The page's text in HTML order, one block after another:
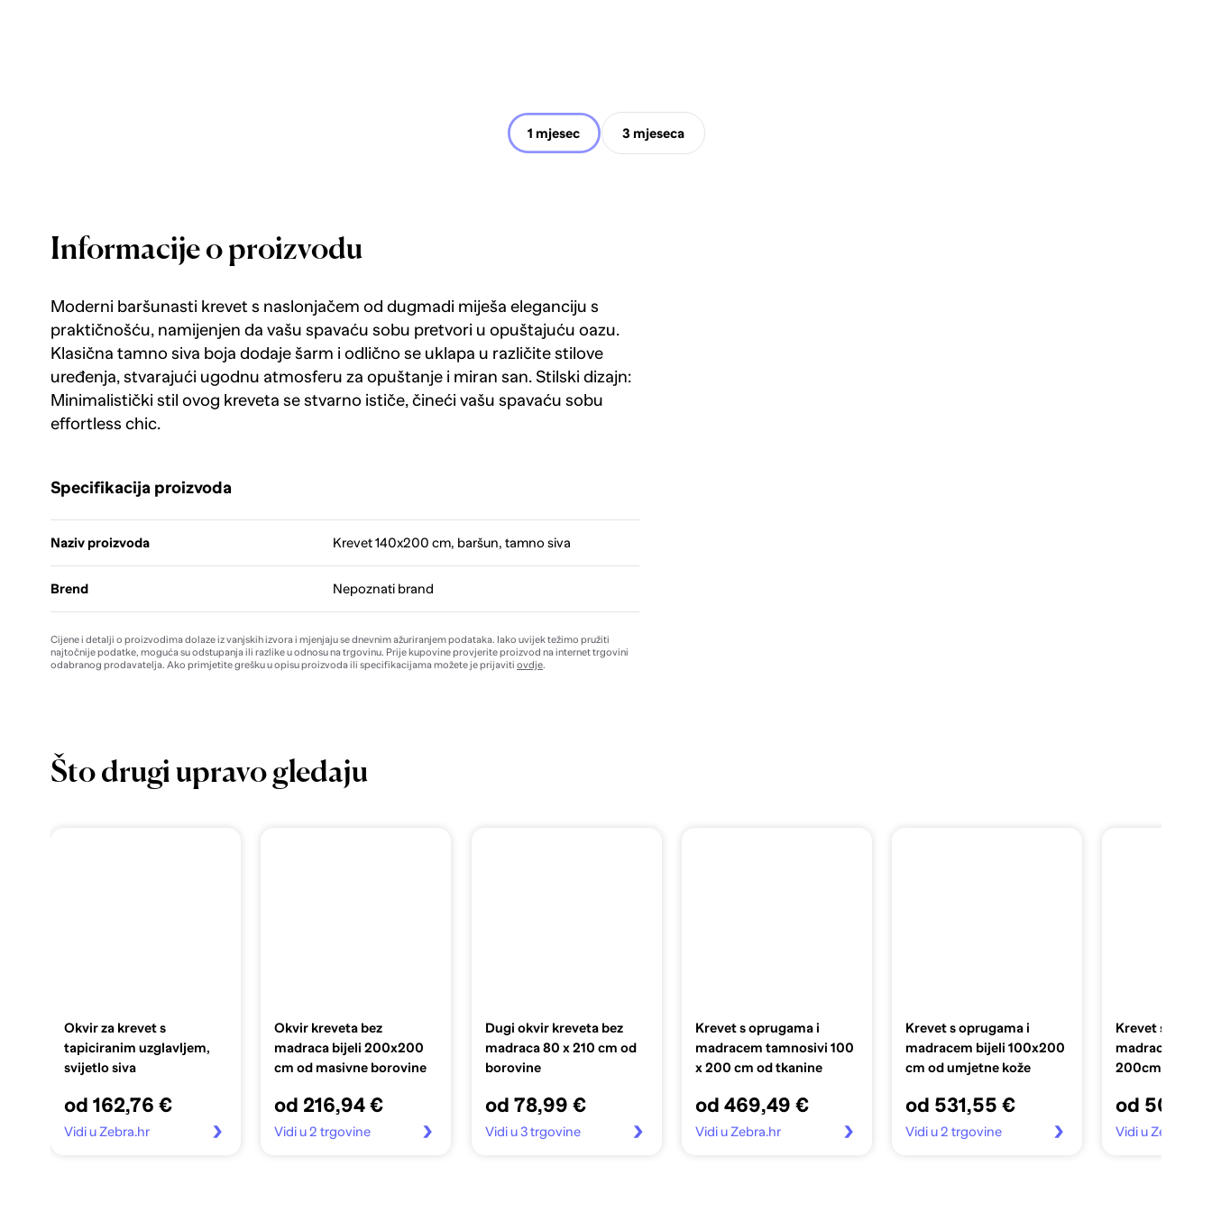
1 mjesec 3 mjeseca
Informacije o proizvodu
Moderni baršunasti krevet s naslonjačem od dugmadi miješa eleganciju s
praktičnošću, namijenjen da vašu spavaću sobu pretvori u opuštajuću oazu.
Klasična tamno siva boja dodaje šarm i odlično se uklapa u različite stilove
uređenja, stvarajući ugodnu atmosferu za opuštanje i miran san. Stilski dizajn:
Minimalistički stil ovog kreveta se stvarno ističe, čineći vašu spavaću sobu
effortless chic.
Specifikacija proizvoda
Naziv proizvoda Krevet 140x200 cm, baršun, tamno siva
Brend Nepoznati brand
Cijene i detalji o proizvodima dolaze iz vanjskih izvora i mjenjaju se dnevnim ažuriranjem podataka. Iako uvijek težimo pružiti
najtočnije podatke, moguća su odstupanja ili razlike u odnosu na trgovinu. Prije kupovine provjerite proizvod na internet trgovini
odabranog prodavatelja. Ako primjetite grešku u opisu proizvoda ili specifikacijama možete je prijaviti ovdje.
Što drugi upravo gledaju
Okvir za krevet s
tapiciranim uzglavljem,
svijetlo siva
od 162,76 €
Vidi u Zebra.hr
Okvir kreveta bez
madraca bijeli 200x200
cm od masivne borovine
od 216,94 €
Vidi u 2 trgovine
Dugi okvir kreveta bez
madraca 80 x 210 cm od
borovine
od 78,99 €
Vidi u 3 trgovine
Krevet s oprugama i
madracem tamnosivi 100
x 200 cm od tkanine
od 469,49 €
Vidi u Zebra.hr
Krevet s oprugama i
madracem bijeli 100x200
cm od umjetne kože
od 531,55 €
Vidi u 2 trgovine
Krevet s
madracem crni
200cm od
od
Vidi u Zebra.hr